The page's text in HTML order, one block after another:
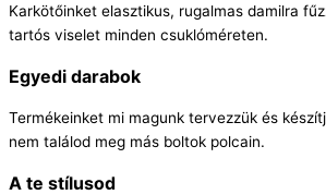
Karkötőinket elasztikus, rugalmas damilra
tartós viselet minden csuklóméreten.
Egyedi darabok
Termékeinket mi magunk tervezzük és
nem találod meg más boltok polcain.
A te stílusod